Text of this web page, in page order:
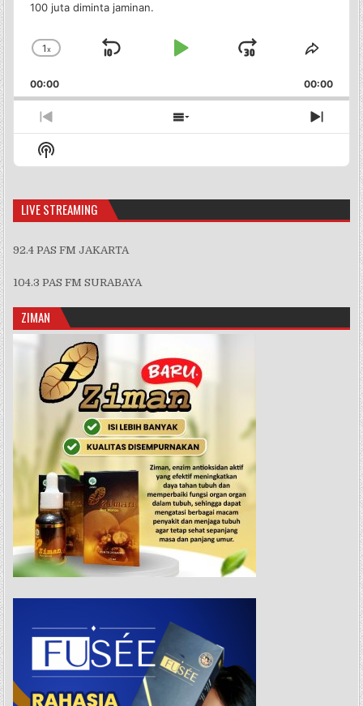
100 juta diminta jaminan.
Change
Rate
1x
Skip
Play
Jump
Forward
Share
00:00 00:00
Previous
Episode
Show
Episodes
Next
Show
Podcast
LIVE STREAMING
92.4 PAS FM JAKARTA
104.3 PAS FM SURABAYA
ZIMAN